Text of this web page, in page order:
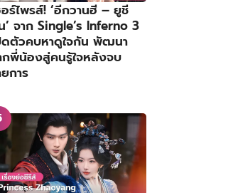
อร์ไพรส์! ‘อีกวานฮี – ยูชี
’ จาก Single’s Inferno 3
ดตัวคบหาดูใจกัน พัฒนา
กพี่น้องสู่คนรู้ใจหลังจบ
การ